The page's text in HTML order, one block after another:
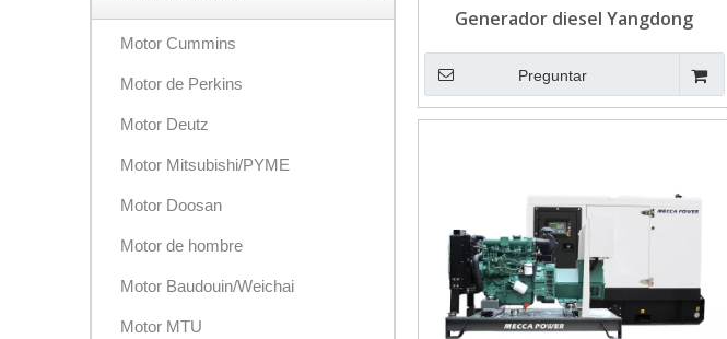
Motor Cummins
Motor de Perkins
Motor Deutz
Motor Mitsubishi/PYME
Motor Doosan
Motor de hombre
Motor Baudouin/Weichai
Motor MTU
Generador diesel Yangdong
refrigerado por agua de 3 cilindros
10KVA
Preguntar